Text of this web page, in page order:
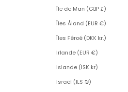
Île de Man (GBP £)
Îles Åland (EUR €)
Îles Féroé (DKK kr.)
Irlande (EUR €)
Islande (ISK kr)
Israël (ILS ₪)